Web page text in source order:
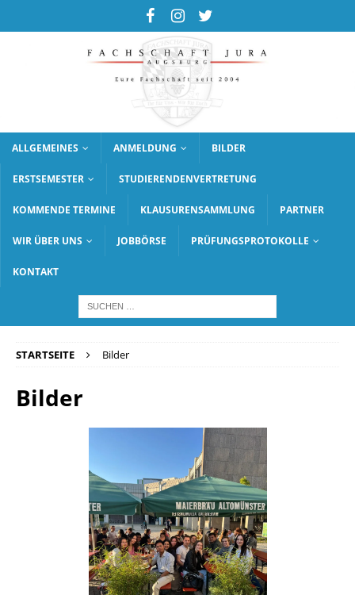
ALLGEMEINES ANMELDUNG BILDER
ERSTSEMESTER STUDIERENDENVERTRETUNG
KOMMENDE TERMINE KLAUSURENSAMMLUNG PARTNER
WIR ÜBER UNS JOBBÖRSE PRÜFUNGSPROTOKOLLE
KONTAKT
STARTSEITE Bilder
Bilder